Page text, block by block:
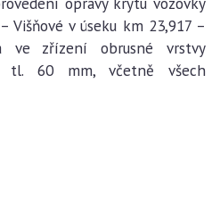
Višňové v úseku km 23,917 –
ve zřízení obrusné vrstvy
tl. 60 mm, včetně všech